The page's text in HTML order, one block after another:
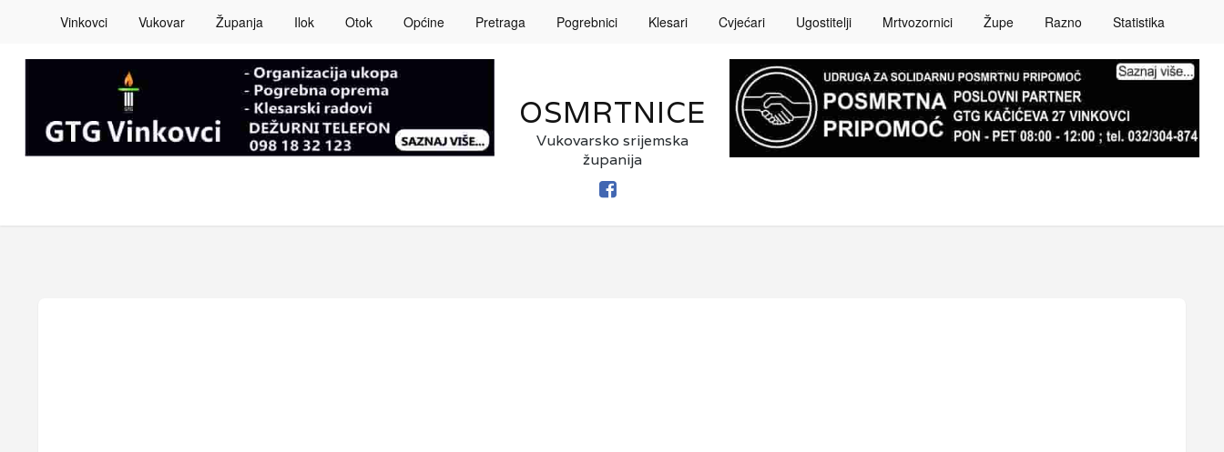
Vinkovci Vukovar Županja Ilok Otok Općine Pretraga Pogrebnici Klesari Cvjećari Ugostitelji Mrtvozornici Župe Razno Statistika
OSMRTNICE
Vukovarsko srijemska
županija